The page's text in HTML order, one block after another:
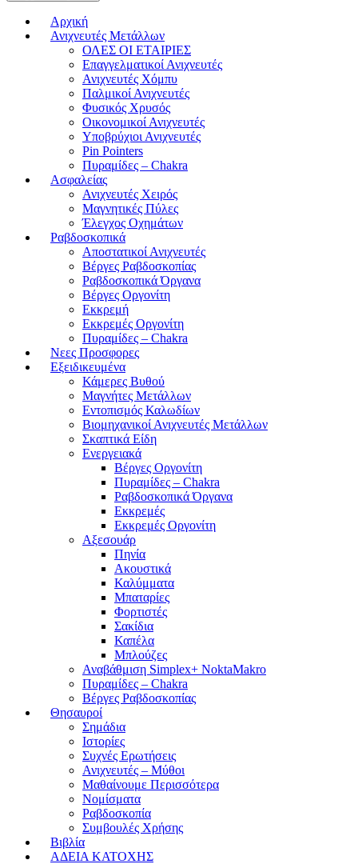
Αρχική
Ανιχνευτές Μετάλλων
ΟΛΕΣ ΟΙ ΕΤΑΙΡΙΕΣ
Επαγγελματικοί Ανιχνευτές
Ανιχνευτές Χόμπυ
Παλμικοί Ανιχνευτές
Φυσικός Χρυσός
Οικονομικοί Ανιχνευτές
Υποβρύχιοι Ανιχνευτές
Pin Pointers
Πυραμίδες – Chakra
Ασφαλείας
Ανιχνευτές Χειρός
Μαγνητικές Πύλες
Έλεγχος Οχημάτων
Ραβδοσκοπικά
Αποστατικοί Ανιχνευτές
Βέργες Ραβδοσκοπίας
Ραβδοσκοπικά Όργανα
Βέργες Οργονίτη
Εκκρεμή
Εκκρεμές Οργονίτη
Πυραμίδες – Chakra
Νεες Προσφορες
Εξειδικευμένα
Κάμερες Βυθού
Μαγνήτες Μετάλλων
Εντοπισμός Καλωδίων
Βιομηχανικοί Ανιχνευτές Μετάλλων
Σκαπτικά Είδη
Ενεργειακά
Βέργες Οργονίτη
Πυραμίδες – Chakra
Ραβδοσκοπικά Όργανα
Εκκρεμές
Εκκρεμές Οργονίτη
Αξεσουάρ
Πηνία
Ακουστικά
Καλύμματα
Μπαταρίες
Φορτιστές
Σακίδια
Καπέλα
Μπλούζες
Αναβάθμιση Simplex+ NoktaMakro
Πυραμίδες – Chakra
Βέργες Ραβδοσκοπίας
Θησαυροί
Σημάδια
Ιστορίες
Συχνές Ερωτήσεις
Ανιχνευτές – Μύθοι
Μαθαίνουμε Περισσότερα
Νομίσματα
Ραβδοσκοπία
Συμβουλές Χρήσης
Βιβλία
ΑΔΕΙΑ ΚΑΤΟΧΗΣ